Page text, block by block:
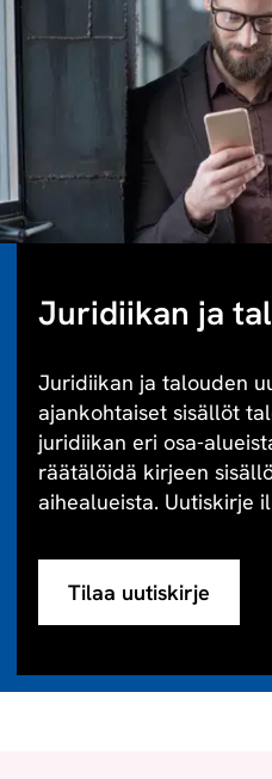
Juridiikan ja
Juridiikan ja talouden
ajankohtaiset sisällöt
juridiikan eri osa-
räätälöidä kirjeen
aihealueista. Uutiskirje
Tilaa uutiskirje